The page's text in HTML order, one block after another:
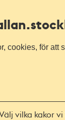
cookies, för att
vilka kakor